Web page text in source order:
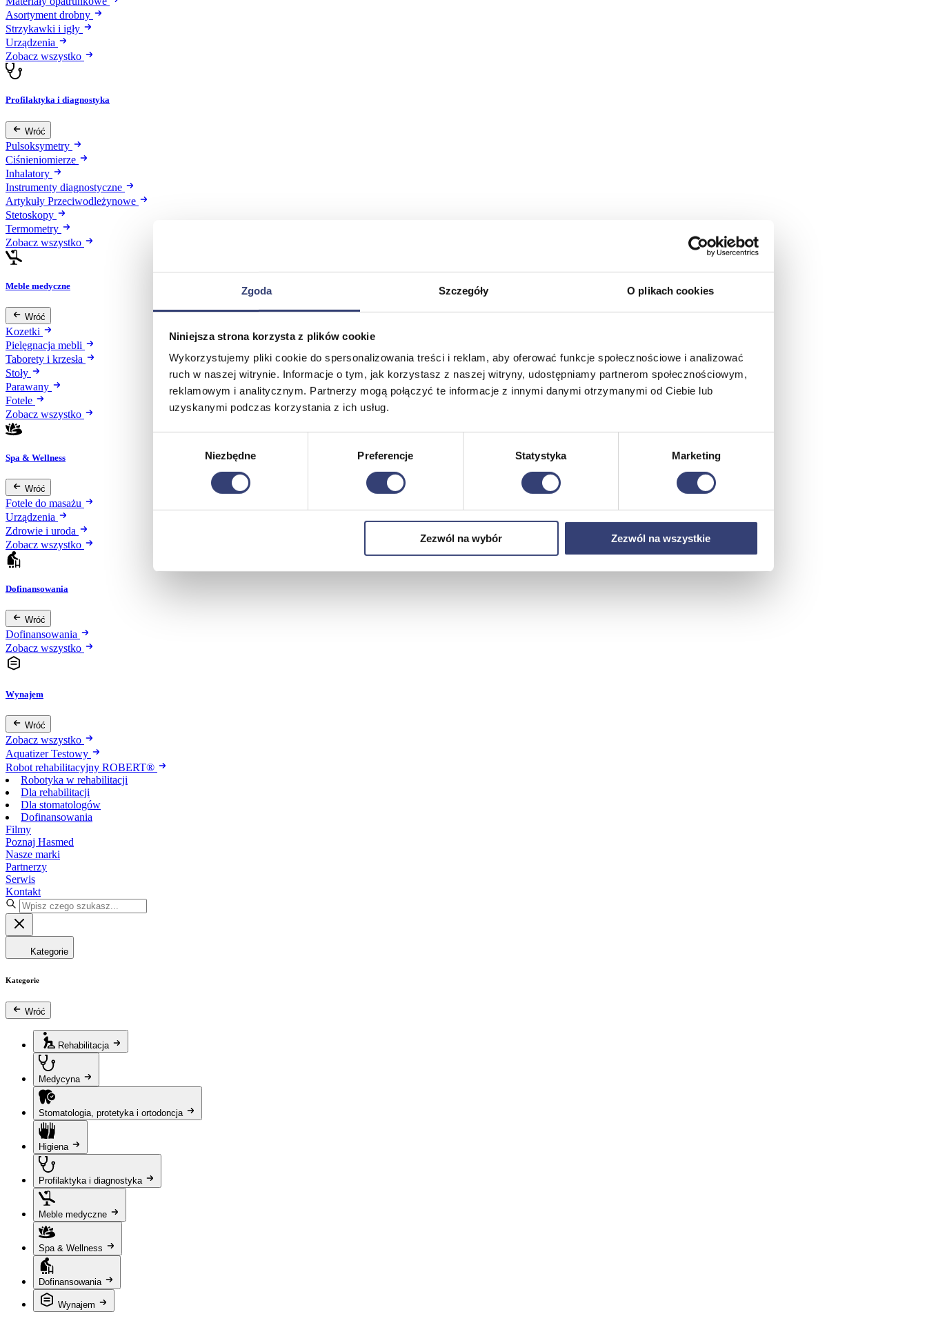
Zgoda Szczegóły O plikach cookies
Niniejsza strona korzysta z plików cookie
Wykorzystujemy pliki cookie do spersonalizowania treści i reklam, aby oferować funkcje społecznościowe i analizować
ruch w naszej witrynie. Informacje o tym, jak korzystasz z naszej witryny, udostępniamy partnerom społecznościowym,
reklamowym i analitycznym. Partnerzy mogą połączyć te informacje z innymi danymi otrzymanymi od Ciebie lub
uzyskanymi podczas korzystania z ich usług.
Niezbędne Preferencje Statystyka Marketing
Zezwól na wybór Zezwól na wszystkie
Asortyment drobny
Strzykawki i igły
Urządzenia
Zobacz wszystko
Profilaktyka i diagnostyka
Wróć
Pulsoksymetry
Ciśnieniomierze
Inhalatory
Instrumenty diagnostyczne
Artykuły Przeciwodleżynowe
Stetoskopy
Termometry
Zobacz wszystko
Meble medyczne
Wróć
Kozetki
Pielęgnacja mebli
Taborety i krzesła
Stoły
Parawany
Fotele
Zobacz wszystko
Spa & Wellness
Wróć
Fotele do masażu
Urządzenia
Zdrowie i uroda
Zobacz wszystko
Dofinansowania
Wróć
Dofinansowania
Zobacz wszystko
Wynajem
Wróć
Zobacz wszystko
Aquatizer Testowy
Robot rehabilitacyjny ROBERT®
Robotyka w rehabilitacji
Dla rehabilitacji
Dla stomatologów
Dofinansowania
Filmy
Poznaj Hasmed
Nasze marki
Partnerzy
Serwis
Kontakt
Kategorie
Kategorie
Wróć
Rehabilitacja
Medycyna
Stomatologia, protetyka i ortodoncja
Higiena
Profilaktyka i diagnostyka
Meble medyczne
Spa & Wellness
Dofinansowania
Wynajem